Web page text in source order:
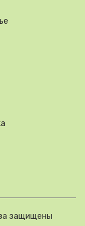
защищены